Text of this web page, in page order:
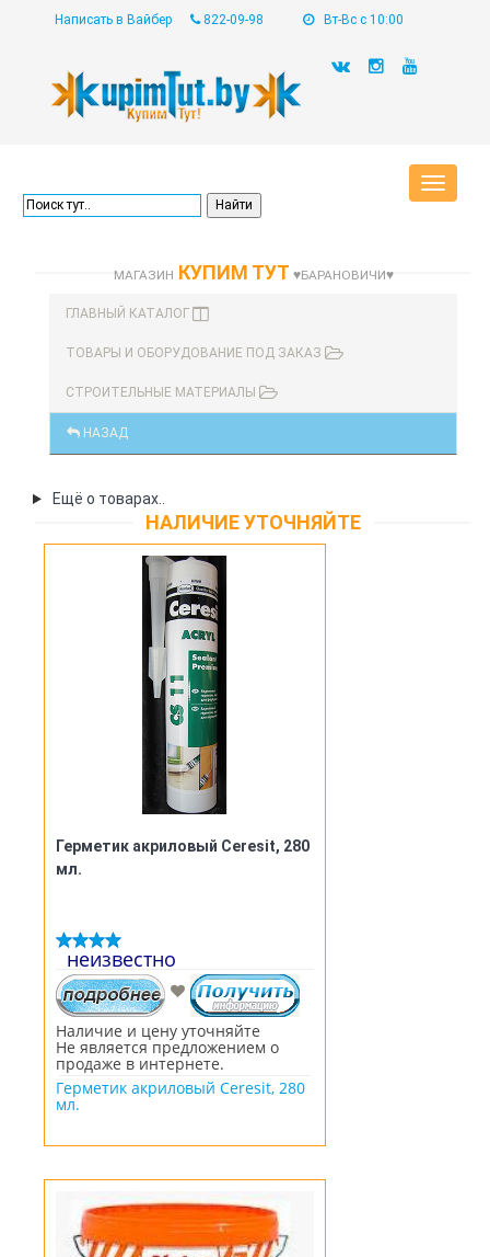
Написать в Вайбер 822-09-98 Вт-Вс с 10:00
Toggle
МАГАЗИН КУПИМ ТУТ ♥БАРАНОВИЧИ♥
ГЛАВНЫЙ КАТАЛОГ
ТОВАРЫ И ОБОРУДОВАНИЕ ПОД ЗАКАЗ
СТРОИТЕЛЬНЫЕ МАТЕРИАЛЫ
НАЗАД
Ещё о товарах..
НАЛИЧИЕ УТОЧНЯЙТЕ
Герметик акриловый Ceresit, 280
мл.
неизвестно
Наличие и цену уточняйте
Не является предложением о
продаже в интернете.
Герметик акриловый Ceresit, 280
мл.